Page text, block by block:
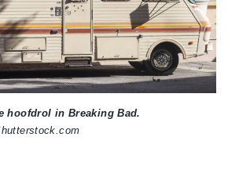
hoofdrol in Breaking Bad.